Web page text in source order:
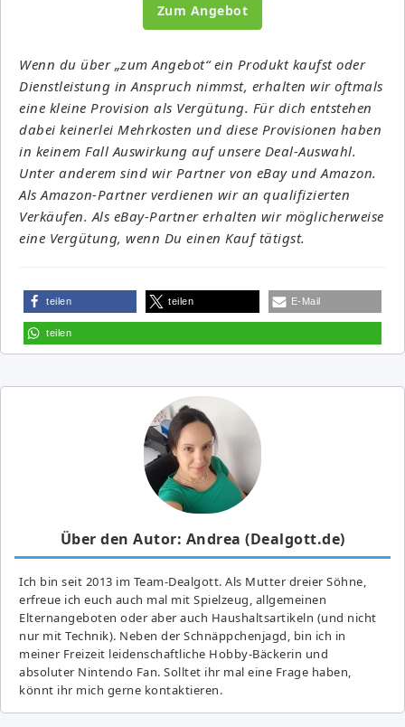
Zum Angebot
Wenn du über „zum Angebot“ ein Produkt kaufst oder
Dienstleistung in Anspruch nimmst, erhalten wir oftmals
eine kleine Provision als Vergütung. Für dich entstehen
dabei keinerlei Mehrkosten und diese Provisionen haben
in keinem Fall Auswirkung auf unsere Deal-Auswahl.
Unter anderem sind wir Partner von eBay und Amazon.
Als Amazon-Partner verdienen wir an qualifizierten
Verkäufen. Als eBay-Partner erhalten wir möglicherweise
eine Vergütung, wenn Du einen Kauf tätigst.
teilen teilen E-Mail
teilen
Über den Autor: Andrea (Dealgott.de)
Ich bin seit 2013 im Team-Dealgott. Als Mutter dreier Söhne,
erfreue ich euch auch mal mit Spielzeug, allgemeinen
Elternangeboten oder aber auch Haushaltsartikeln (und nicht
nur mit Technik). Neben der Schnäppchenjagd, bin ich in
meiner Freizeit leidenschaftliche Hobby-Bäckerin und
absoluter Nintendo Fan. Solltet ihr mal eine Frage haben,
könnt ihr mich gerne kontaktieren.